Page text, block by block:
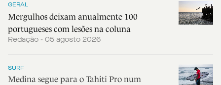
GERAL
Mergulhos deixam anualmente 100
portugueses com lesões na coluna
Redação - 05 agosto 2026
SURF
Medina segue para o Tahiti Pro num